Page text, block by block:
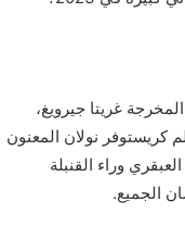
غريتا جيرويغ،
كريستوفر نولان المعنون
وراء القنبلة
الجميع.